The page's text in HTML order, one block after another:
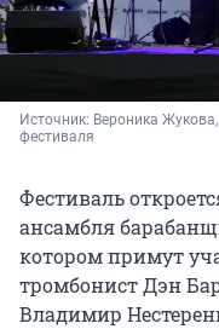
Источник: Вероника
фестиваля
Фестиваль
ансамбля
котором примут
тромбонист Дэн
Владимир